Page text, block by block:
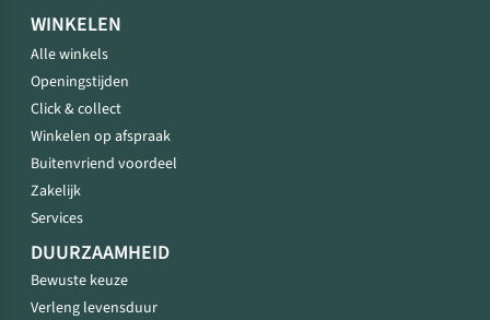
WINKELEN
Alle winkels
Openingstijden
Click & collect
Winkelen op afspraak
Buitenvriend voordeel
Zakelijk
Services
DUURZAAMHEID
Bewuste keuze
Verleng levensduur